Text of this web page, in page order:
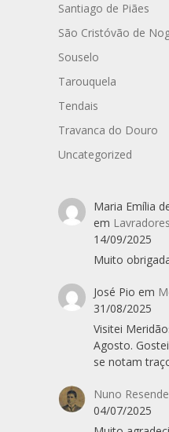
Santiago de Piães
São Cristóvão de
Souselo
Tarouquela
Tendais
Travanca do Douro
Uncategorized
Maria Emília
em
14/09/2025
Muito
José Pio em
31/08/2025
Visitei
Agosto.
se notam
Nuno Resende
04/07/2025